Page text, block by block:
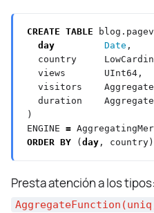
CREATE TABLE
day
Date ,
country
views
UInt64,
visitors
duration
)
ENGINE =
ORDER BY ( day ,
Presta atención a los tipos: